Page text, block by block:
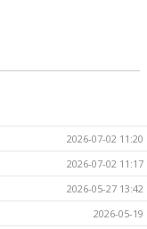
2026-07-02 11:20
2026-07-02 11:17
2026-05-27 13:42
2026-05-19